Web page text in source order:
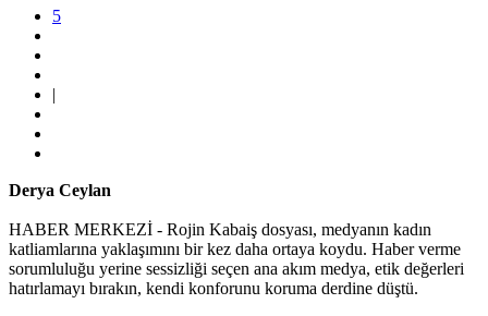
5
|
Derya Ceylan
HABER MERKEZİ - Rojin Kabaiş dosyası, medyanın kadın
katliamlarına yaklaşımını bir kez daha ortaya koydu. Haber verme
sorumluluğu yerine sessizliği seçen ana akım medya, etik değerleri
hatırlamayı bırakın, kendi konforunu koruma derdine düştü.